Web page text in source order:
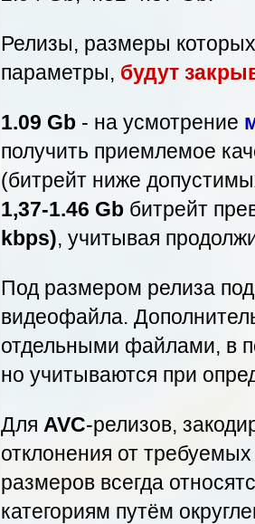
Релизы, размеры
параметры, будут
1.09 Gb - на усмотрение
получить приемлемое
(битрейт ниже
1,37-1.46 Gb битрейт
kbps), учитывая
Под размером релиза
видеофайла.
отдельными файлами, в
но учитываются при
Для AVC-релизов,
отклонения от
размеров всегда
категориям путём